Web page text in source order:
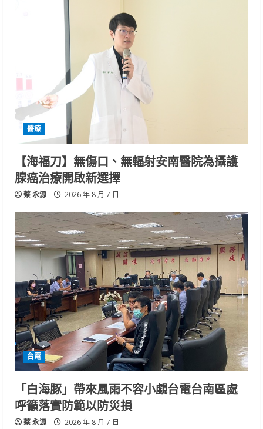
醫療
【海福刀】無傷口、無輻射安南醫院為攝護
腺癌治療開啟新選擇
蔡 永源 2026 年 8 月 7 日
台電
「白海豚」帶來風雨不容小覷台電台南區處
呼籲落實防範以防災損
蔡 永源 2026 年 8 月 7 日